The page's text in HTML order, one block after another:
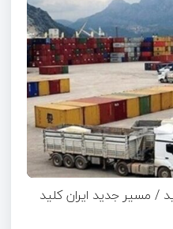
مسیر جدید ایران کلید